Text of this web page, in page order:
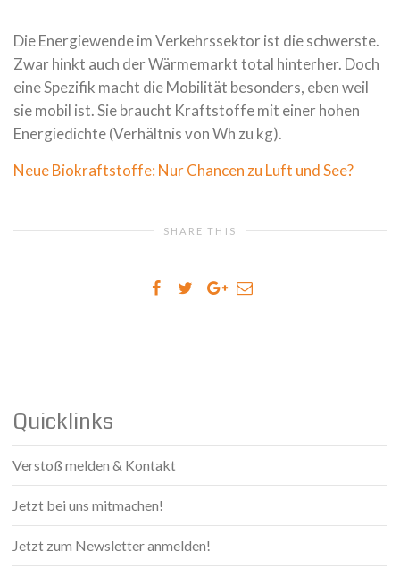
Die Energiewende im Verkehrssektor ist die schwerste.
Zwar hinkt auch der Wärmemarkt total hin­terher. Doch
eine Spezifik macht die Mobilität beson­ders, eben weil
sie mobil ist. Sie braucht Kraftstoffe mit einer hohen
Energiedichte (Verhältnis von Wh zu kg).
Neue Biokraftstoffe: Nur Chancen zu Luft und See?
SHARE THIS
Quicklinks
Verstoß melden & Kontakt
Jetzt bei uns mitmachen!
Jetzt zum Newsletter anmelden!